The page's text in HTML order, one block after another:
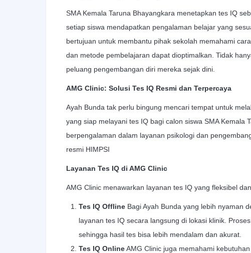
SMA Kemala Taruna Bhayangkara menetapkan tes IQ
setiap siswa mendapatkan pengalaman belajar yang
bertujuan untuk membantu pihak sekolah memahami
dan metode pembelajaran dapat dioptimalkan. Tidak
peluang pengembangan diri mereka sejak dini.
AMG Clinic: Solusi Tes IQ Resmi dan Terpercaya
Ayah Bunda tak perlu bingung mencari tempat untuk
yang siap melayani tes IQ bagi calon siswa SMA Kemala
berpengalaman dalam layanan psikologi dan
resmi HIMPSI
Layanan Tes IQ di AMG Clinic
AMG Clinic menawarkan layanan tes IQ yang fleksibel
Tes IQ Offline Bagi Ayah Bunda yang lebih nyaman
layanan tes IQ secara langsung di lokasi klinik.
sehingga hasil tes bisa lebih mendalam dan akurat.
Tes IQ OnlineAMG Clinic juga memahami